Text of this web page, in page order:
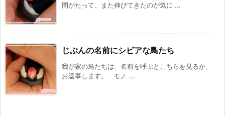
間がたって、また伸びてきたのが気に ...
じぶんの名前にシビアな鳥たち
我が家の鳥たちは、名前を呼ぶとこちらを見るか、
お返事します。 モノ ...